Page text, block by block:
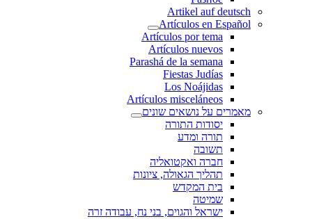
Artikel auf deutsch
Artículos en Español
Artículos por tema
Artículos nuevos
Parashá de la semana
Fiestas Judías
Los Noájidas
Artículos misceláneos
מאמרים על נושאים שונים
יסודות התורה
תורה ומדע
תשובה
חברה ואקטואליה
תהליך הגאולה, ציונות
בית המקדש
שמיטה
ישראל והגוים, בני נח, עבודה זרה